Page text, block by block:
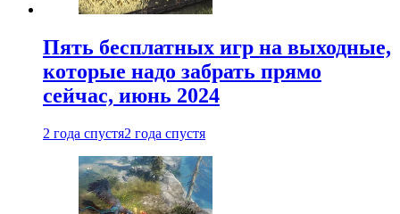
Пять бесплатных игр на выходные,
которые надо забрать прямо
сейчас, июнь 2024
2 года спустя2 года спустя